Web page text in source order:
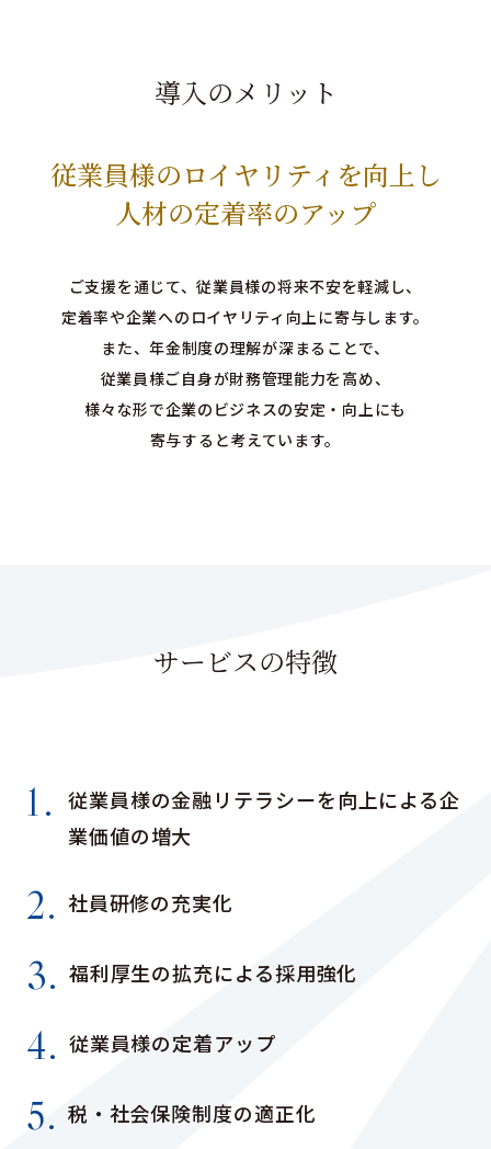
導入のメリット
従業員様のロイヤリティを向上し
人材の定着率のアップ
ご支援を通じて、従業員様の将来不安を軽減し、
定着率や企業へのロイヤリティ向上に寄与します。
また、年金制度の理解が深まることで、
従業員様ご自身が財務管理能力を高め、
様々な形で企業のビジネスの安定・向上にも
寄与すると考えています。
サービスの特徴
1.
従業員様の金融リテラシーを向上による企
業価値の増大
2. 社員研修の充実化
3. 福利厚生の拡充による採用強化
4. 従業員様の定着アップ
5. 税・社会保険制度の適正化